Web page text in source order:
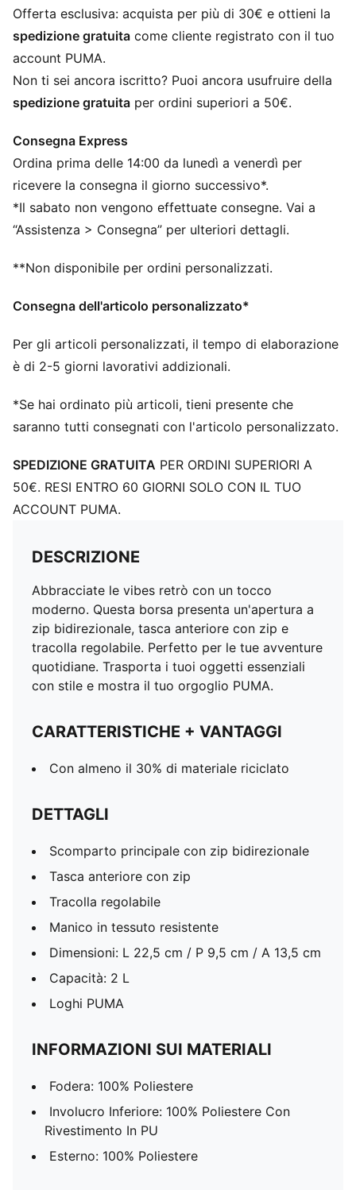
Scomparto principale con zip bidirezionale
Tasca anteriore con zip
Tracolla regolabile
Dimensioni: L 22,5 cm / P 9,5 cm / A 13,5 cm
Capacità: 2 L
Offerta esclusiva: acquista per più di 30€ e ottieni la
spedizione gratuita come cliente registrato con il tuo
account PUMA.
Non ti sei ancora iscritto? Puoi ancora usufruire della
spedizione gratuita per ordini superiori a 50€.
Consegna Express
Ordina prima delle 14:00 da lunedì a venerdì per
ricevere la consegna il giorno successivo*.
*Il sabato non vengono effettuate consegne. Vai a
“Assistenza > Consegna” per ulteriori dettagli.
**Non disponibile per ordini personalizzati.
Consegna dell'articolo personalizzato*
Per gli articoli personalizzati, il tempo di elaborazione
è di 2-5 giorni lavorativi addizionali.
*Se hai ordinato più articoli, tieni presente che
saranno tutti consegnati con l'articolo personalizzato.
SPEDIZIONE GRATUITA PER ORDINI SUPERIORI A
50€. RESI ENTRO 60 GIORNI SOLO CON IL TUO
ACCOUNT PUMA.
DESCRIZIONE
Abbracciate le vibes retrò con un tocco
moderno. Questa borsa presenta un'apertura a
zip bidirezionale, tasca anteriore con zip e
tracolla regolabile. Perfetto per le tue avventure
quotidiane. Trasporta i tuoi oggetti essenziali
con stile e mostra il tuo orgoglio PUMA.
CARATTERISTICHE + VANTAGGI
Con almeno il 30% di materiale riciclato
DETTAGLI
Scomparto principale con zip bidirezionale
Tasca anteriore con zip
Tracolla regolabile
Manico in tessuto resistente
Dimensioni: L 22,5 cm / P 9,5 cm / A 13,5 cm
Capacità: 2 L
Loghi PUMA
INFORMAZIONI SUI MATERIALI
Fodera: 100% Poliestere
Involucro Inferiore: 100% Poliestere Con
Rivestimento In PU
Esterno: 100% Poliestere